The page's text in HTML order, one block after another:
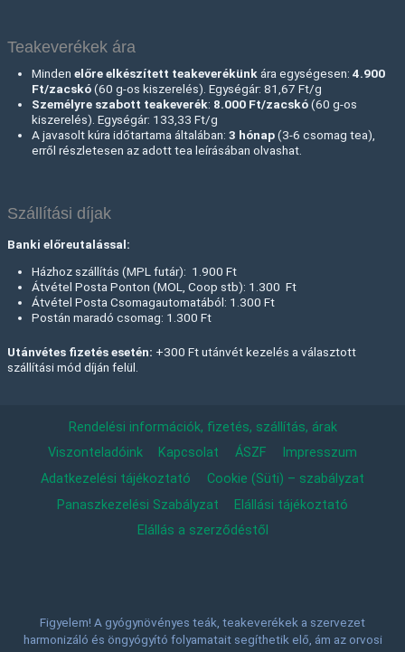
Teakeverékek ára
Mindenelőre elkészített teakeverékünk ára egységesen:4.900
Ft/zacskó(60 g-os kiszerelés). Egységár: 81,67 Ft/g
Személyre szabott teakeverék: 8.000 Ft/zacskó(60 g-os
kiszerelés). Egységár: 133,33 Ft/g
A javasolt kúra időtartama általában: 3 hónap(3-6 csomag tea),
erről részletesen az adott tea leírásában olvashat.
Szállítási díjak
Banki előreutalással:
Házhoz szállítás (MPL futár): 1.900 Ft
Átvétel Posta Ponton (MOL, Coop stb): 1.300 Ft
Átvétel Posta Csomagautomatából: 1.300 Ft
Postán maradó csomag: 1.300 Ft
Utánvétes fizetés esetén: +300 Ft utánvét kezelés a választott
szállítási mód díján felül.
Rendelési információk, fizetés, szállítás, árak
Viszonteladóink
Kapcsolat ÁSZF
Impresszum
Adatkezelési tájékoztató
Cookie (Süti) – szabályzat
Panaszkezelési Szabályzat
Elállási tájékoztató
Elállás a szerződéstől
Figyelem! A gyógynövényes teák, teakeverékek a szervezet
harmonizáló és öngyógyító folyamatait segíthetik elő, ám az orvosi